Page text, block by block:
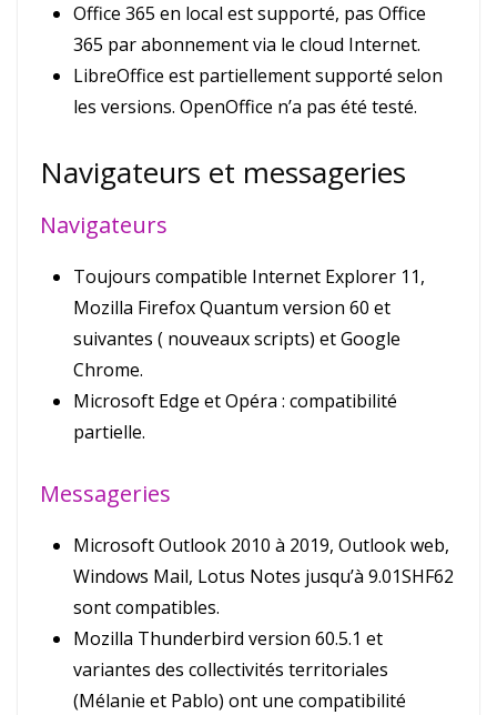
Office 365 en local est supporté, pas Office
365 par abonnement via le cloud Internet.
LibreOffice est partiellement supporté selon
les versions. OpenOffice n’a pas été testé.
Navigateurs et messageries
Navigateurs
Toujours compatible Internet Explorer 11,
Mozilla Firefox Quantum version 60 et
suivantes ( nouveaux scripts) et Google
Chrome.
Microsoft Edge et Opéra : compatibilité
partielle.
Messageries
Microsoft Outlook 2010 à 2019, Outlook web,
Windows Mail, Lotus Notes jusqu’à 9.01SHF62
sont compatibles.
Mozilla Thunderbird version 60.5.1 et
variantes des collectivités territoriales
(Mélanie et Pablo) ont une compatibilité